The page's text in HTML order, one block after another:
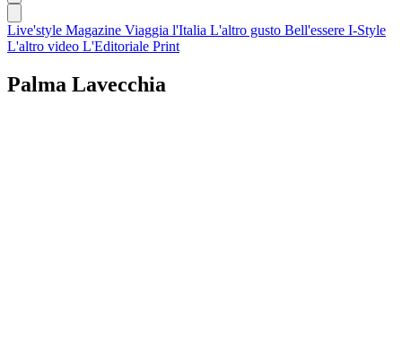
Live'style Magazine Viaggia l'Italia L'altro gusto Bell'essere I-Style
L'altro video L'Editoriale Print
Palma Lavecchia